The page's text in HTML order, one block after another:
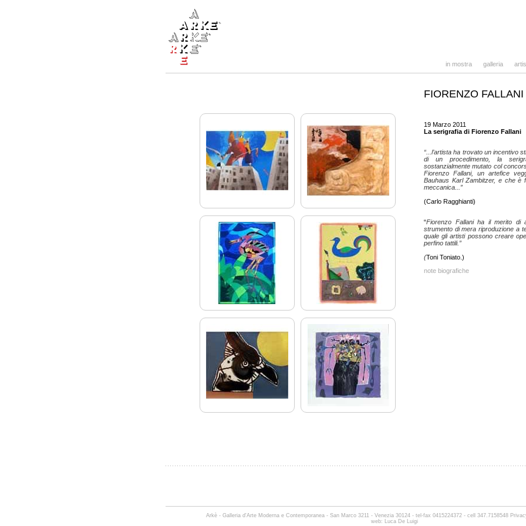
in mostra galleria
FIORENZO FALLANI
19 Marzo 2011
La serigrafia di Fiorenzo Fallani
“...l’artista ha trovato un incentivo
di un procedimento, la
sostanzialmente mutato col
Fiorenzo Fallani, un artefice
Bauhaus Karl Zambitzer, e che è
meccanica...”
(Carlo Ragghianti)
“Fiorenzo Fallani ha il merito di
strumento di mera riproduzione a
quale gli artisti possono creare
perfino tattili.”
(Toni Toniato.)
note biografiche
Arkè - Galleria d'Arte Moderna e Contemporanea - San Marco 3211 - Venezia 30124- tel-fax 0415224372 - cell 347.7158548
web: Luca De Luigi